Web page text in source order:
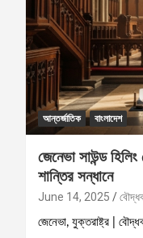
আন্তর্জাতিক বাংলাদেশ
জেনেভা সাউন্ড
শান্তির সন্ধানে
June 14, 2025
জেনেভা, যুক্তরাষ্ট্র |